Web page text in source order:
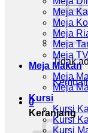
Tidak
0
Keranjang
Meja
Meja
Meja
Meja
Meja TV
Meja Makan
Meja
Meja
Kursi
Kursi
Kursi
Kursi